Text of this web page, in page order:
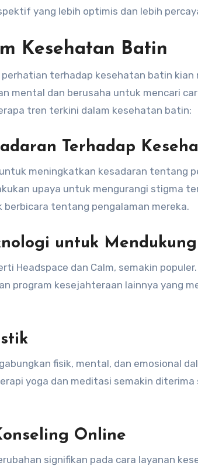
yang lebih optimis dan lebih
Kesehatan Batin
terhadap kesehatan batin
mental dan berusaha untuk mencari
tren terkini dalam kesehatan batin:
Terhadap
meningkatkan kesadaran tentang
upaya untuk mengurangi stigma
tentang pengalaman mereka.
untuk
Headspace dan Calm, semakin
program kesejahteraan lainnya yang
fisik, mental, dan emosional
yoga dan meditasi semakin
Online
signifikan pada cara layanan